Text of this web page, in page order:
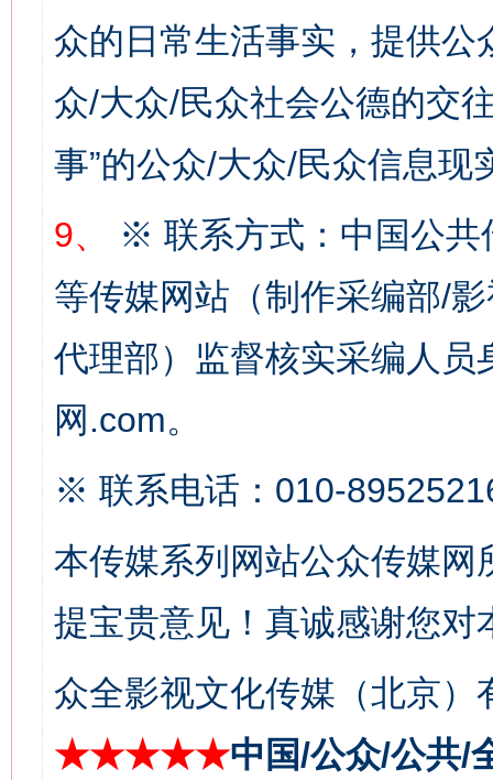
众的日常生活事实，提供
众/大众/民众社会公德的交
事”的公众/大众/民众信息现
9、
※ 联系方式：中国公共
等传媒网站（制作采编部/
代理部）监督核实采编人员
网.com。
※ 联系电话：010-
本传媒系列网站公众传媒
提宝贵意见！真诚感谢您
众全影视文化传媒（北京）
★★★★★中国/公众/公共/
网上购药对药下症？
这是一记警钟！ 谢
在谋一域中谋全局